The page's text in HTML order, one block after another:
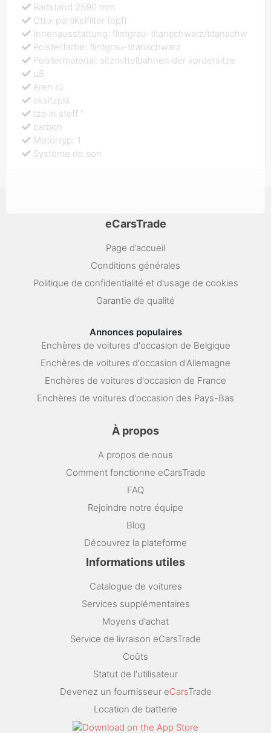
Radstand 2590 mm
Otto-partikelfilter (opf)
Innenausstattung: flintgrau-titanschwarz/titanschw
Polsterfarbe: flintgrau-titanschwarz
Polstermaterial: sitzmittelbahnen der vordersitze
uß
eren rü
cksitzplä
tze in stoff "
carbon
Motortyp: 1
Système de son
eCarsTrade
Page d’accueil
Conditions générales
Politique de confidentialité et d'usage de cookies
Garantie de qualité
Annonces populaires
Enchères de voitures d'occasion de Belgique
Enchères de voitures d'occasion d'Allemagne
Enchères de voitures d'occasion de France
Enchères de voitures d'occasion des Pays-Bas
À propos
A propos de nous
Comment fonctionne eCarsTrade
FAQ
Rejoindre notre équipe
Blog
Découvrez la plateforme
Informations utiles
Catalogue de voitures
Services supplémentaires
Moyens d'achat
Service de livraison eCarsTrade
Coûts
Statut de l'utilisateur
Devenez un fournisseur eCarsTrade
Location de batterie